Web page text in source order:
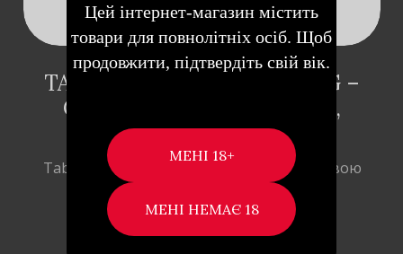
TABOOM NO.1 DOOR SWING –
СЕКС-КАЧЕЛИ НА ДВЕРИ,
(ЧЕРНЫЙ)
Taboom No.1 Door Swing — встряхните свою
сексуальную жизнь и попробуйте …
2,049₴
Цей інтернет-магазин містить
товари для повнолітніх осіб. Щоб
продовжити, підтвердіть свій вік.